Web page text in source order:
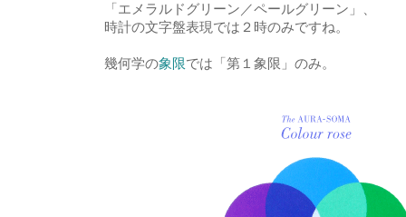
「エメラルドグリーン／ペールグリーン」、
時計の文字盤表現では２時のみですね。
幾何学の象限では「第１象限」のみ。